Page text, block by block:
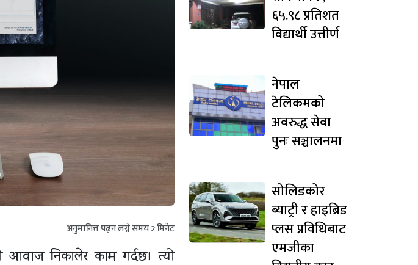
अनुमानित्त पढ्न लग्ने समय2मिनेट
निकालेर काम गर्दछ। त्यो
६५.९८ प्रतिशत
विद्यार्थी उत्तीर्ण
नेपाल
टेलिकमको
अवरुद्ध सेवा
पुनः सञ्चालनमा
सोलिडकोर
ब्याट्री र हाइब्रिड
प्लस प्रविधिबाट
एमजीका